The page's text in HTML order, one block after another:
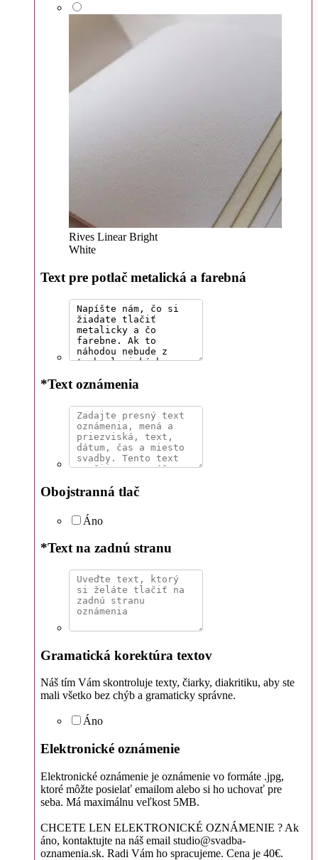
Rives Linear Bright
White
Text pre potlač metalická a farebná
*Text oznámenia
Obojstranná tlač
Áno
*Text na zadnú stranu
Gramatická korektúra textov
Náš tím Vám skontroluje texty, čiarky, diakritiku, aby ste
mali všetko bez chýb a gramaticky správne.
Áno
Elektronické oznámenie
Elektronické oznámenie je oznámenie vo formáte .jpg,
ktoré môžte posielať emailom alebo si ho uchovať pre
seba. Má maximálnu veľkost 5MB.
CHCETE LEN ELEKTRONICKÉ OZNÁMENIE ? Ak
áno, kontaktujte na náš email studio@svadba-
oznamenia.sk. Radi Vám ho spracujeme. Cena je 40€.